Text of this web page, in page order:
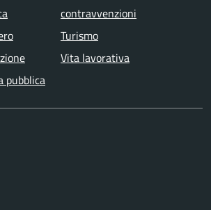
pubblica
contravvenzioni
Turismo
Vita lavorativa